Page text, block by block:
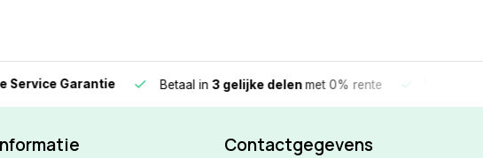
Garantie Betaal in3 gelijke delenmet 0% rente Vandaag
Contactgegevens